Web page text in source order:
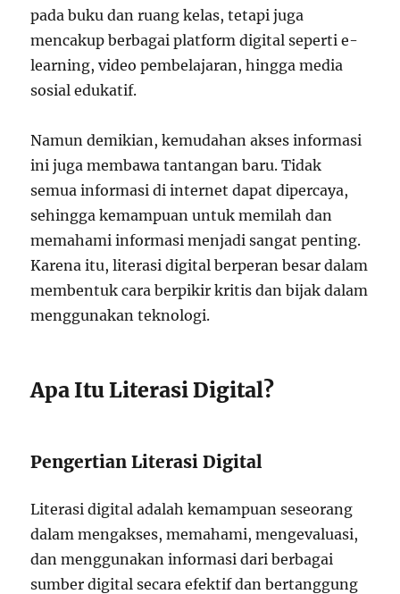
pada buku dan ruang kelas, tetapi juga
mencakup berbagai platform digital seperti e-
learning, video pembelajaran, hingga media
sosial edukatif.
Namun demikian, kemudahan akses informasi
ini juga membawa tantangan baru. Tidak
semua informasi di internet dapat dipercaya,
sehingga kemampuan untuk memilah dan
memahami informasi menjadi sangat penting.
Karena itu, literasi digital berperan besar dalam
membentuk cara berpikir kritis dan bijak dalam
menggunakan teknologi.
Apa Itu Literasi Digital?
Pengertian Literasi Digital
Literasi digital adalah kemampuan seseorang
dalam mengakses, memahami, mengevaluasi,
dan menggunakan informasi dari berbagai
sumber digital secara efektif dan bertanggung